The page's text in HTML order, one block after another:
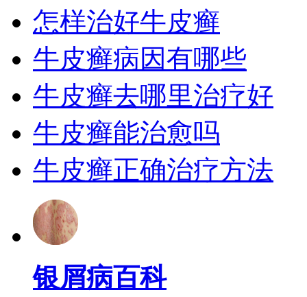
怎样治好牛皮癣
牛皮癣病因有哪些
牛皮癣去哪里治疗好
牛皮癣能治愈吗
牛皮癣正确治疗方法
银屑病百科